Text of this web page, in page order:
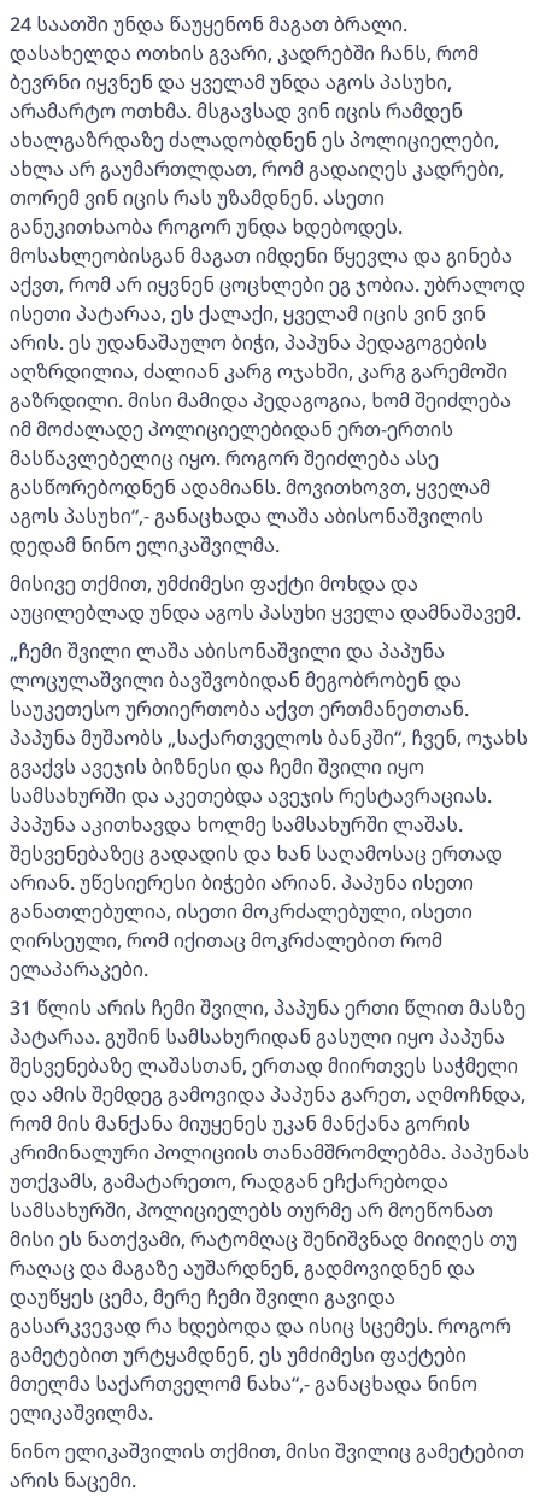
24 საათში უნდა წაუყენონ მაგათ ბრალი.
დასახელდა ოთხის გვარი, კადრებში ჩანს, რომ
ბევრნი იყვნენ და ყველამ უნდა აგოს პასუხი,
არამარტო ოთხმა. მსგავსად ვინ იცის რამდენ
ახალგაზრდაზე ძალადობდნენ ეს პოლიციელები,
ახლა არ გაუმართლდათ, რომ გადაიღეს კადრები,
თორემ ვინ იცის რას უზამდნენ. ასეთი
განუკითხაობა როგორ უნდა ხდებოდეს.
მოსახლეობისგან მაგათ იმდენი წყევლა და გინება
აქვთ, რომ არ იყვნენ ცოცხლები ეგ ჯობია. უბრალოდ
ისეთი პატარაა, ეს ქალაქი, ყველამ იცის ვინ ვინ
არის. ეს უდანაშაულო ბიჭი, პაპუნა პედაგოგების
აღზრდილია, ძალიან კარგ ოჯახში, კარგ გარემოში
გაზრდილი. მისი მამიდა პედაგოგია, ხომ შეიძლება
იმ მოძალადე პოლიციელებიდან ერთ-ერთის
მასწავლებელიც იყო. როგორ შეიძლება ასე
გასწორებოდნენ ადამიანს. მოვითხოვთ, ყველამ
აგოს პასუხი“,- განაცხადა ლაშა აბისონაშვილის
დედამ ნინო ელიკაშვილმა.
მისივე თქმით, უმძიმესი ფაქტი მოხდა და
აუცილებლად უნდა აგოს პასუხი ყველა დამნაშავემ.
„ჩემი შვილი ლაშა აბისონაშვილი და პაპუნა
ლოცულაშვილი ბავშვობიდან მეგობრობენ და
საუკეთესო ურთიერთობა აქვთ ერთმანეთთან.
პაპუნა მუშაობს „საქართველოს ბანკში“, ჩვენ, ოჯახს
გვაქვს ავეჯის ბიზნესი და ჩემი შვილი იყო
სამსახურში და აკეთებდა ავეჯის რესტავრაციას.
პაპუნა აკითხავდა ხოლმე სამსახურში ლაშას.
შესვენებაზეც გადადის და ხან საღამოსაც ერთად
არიან. უწესიერესი ბიჭები არიან. პაპუნა ისეთი
განათლებულია, ისეთი მოკრძალებული, ისეთი
ღირსეული, რომ იქითაც მოკრძალებით რომ
ელაპარაკები.
31 წლის არის ჩემი შვილი, პაპუნა ერთი წლით მასზე
პატარაა. გუშინ სამსახურიდან გასული იყო პაპუნა
შესვენებაზე ლაშასთან, ერთად მიირთვეს საჭმელი
და ამის შემდეგ გამოვიდა პაპუნა გარეთ, აღმოჩნდა,
რომ მის მანქანა მიუყენეს უკან მანქანა გორის
კრიმინალური პოლიციის თანამშრომლებმა. პაპუნას
უთქვამს, გამატარეთო, რადგან ეჩქარებოდა
სამსახურში, პოლიციელებს თურმე არ მოეწონათ
მისი ეს ნათქვამი, რატომღაც შენიშვნად მიიღეს თუ
რაღაც და მაგაზე აუშარდნენ, გადმოვიდნენ და
დაუწყეს ცემა, მერე ჩემი შვილი გავიდა
გასარკვევად რა ხდებოდა და ისიც სცემეს. როგორ
გამეტებით ურტყამდნენ, ეს უმძიმესი ფაქტები
მთელმა საქართველომ ნახა“,- განაცხადა ნინო
ელიკაშვილმა.
ნინო ელიკაშვილის თქმით, მისი შვილიც გამეტებით
არის ნაცემი.